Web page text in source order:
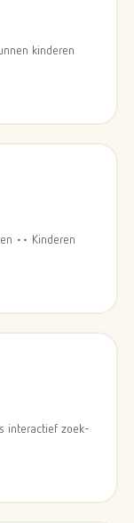
kinderen
•• Kinderen
interactief zoek-